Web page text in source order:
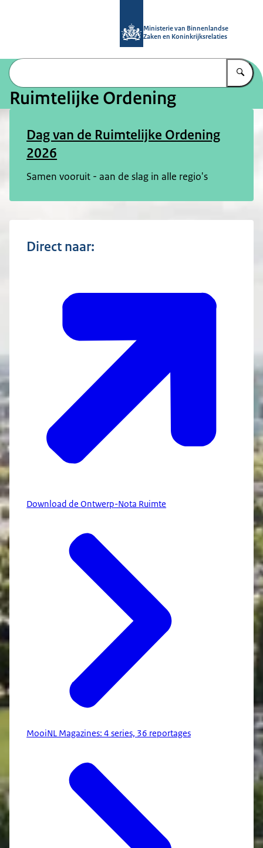
Ministerie van Binnenlandse
Zaken en Koninkrijksrelaties
Ruimtelijke Ordening
Dag van de Ruimtelijke Ordening
2026
Samen vooruit - aan de slag in alle regio's
Direct naar:
Download de Ontwerp-Nota Ruimte
MooiNL Magazines: 4 series, 36 reportages